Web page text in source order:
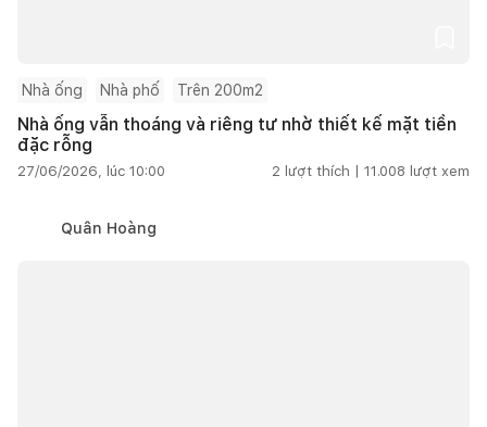
Nhà ống Nhà phố Trên 200m2
Nhà ống vẫn thoáng và riêng tư nhờ thiết kế mặt tiền
đặc rỗng
27/06/2026, lúc 10:00 2 lượt thích | 11.008 lượt xem
Quân Hoàng